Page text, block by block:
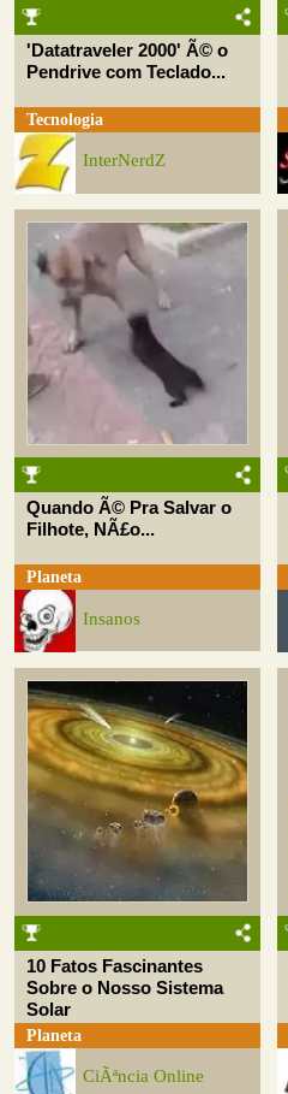
'Datatraveler 2000' Ã© o
Pendrive com Teclado...
Tecnologia
InterNerdZ
Quando Ã© Pra Salvar o
Filhote, NÃ£o...
Planeta
Insanos
10 Fatos Fascinantes
Sobre o Nosso Sistema
Solar
Planeta
CiÃªncia Online